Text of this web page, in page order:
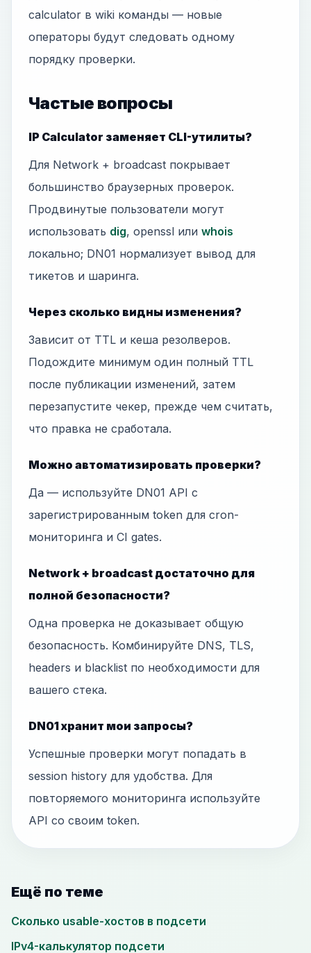
calculator в wiki команды — новые
операторы будут следовать одному
порядку проверки.
Частые вопросы
IP Calculator заменяет CLI-утилиты?
Для Network + broadcast покрывает
большинство браузерных проверок.
Продвинутые пользователи могут
использовать dig, openssl или whois
локально; DN01 нормализует вывод для
тикетов и шаринга.
Через сколько видны изменения?
Зависит от TTL и кеша резолверов.
Подождите минимум один полный TTL
после публикации изменений, затем
перезапустите чекер, прежде чем считать,
что правка не сработала.
Можно автоматизировать проверки?
Да — используйте DN01 API с
зарегистрированным token для cron-
мониторинга и CI gates.
Network + broadcast достаточно для
полной безопасности?
Одна проверка не доказывает общую
безопасность. Комбинируйте DNS, TLS,
headers и blacklist по необходимости для
вашего стека.
DN01 хранит мои запросы?
Успешные проверки могут попадать в
session history для удобства. Для
повторяемого мониторинга используйте
API со своим token.
Ещё по теме
Сколько usable-хостов в подсети
IPv4-калькулятор подсети